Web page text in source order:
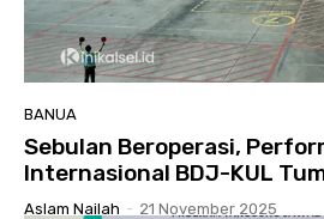
BANUA
Sebulan Beroperasi,
Internasional BDJ-KUL
Aslam Nailah - 21 November 2025